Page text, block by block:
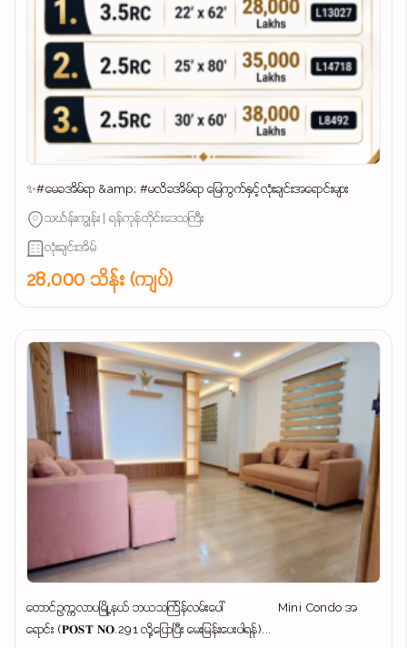
✨#မေခအိမ်ရာ &amp; #မလိခအိမ်ရာ မြေကွက်နှင့်လုံးချင်းအရောင်းများ
သင်္ဃန်းကျွန်း | ရန်ကုန်တိုင်းဒေသကြီး
လုံးချင်းအိမ်
28,000 သိန်း (ကျပ်)
တောင်ဥက္ကလာပမြို့နယ် ဘယသင်္ကြန်လမ်းပေါ် Mini Condo အ
ရောင်း (𝐏𝐎𝐒𝐓 𝐍𝐎.291 လို့ပြောပြီး မေးမြန်းပေးပါရန်)...